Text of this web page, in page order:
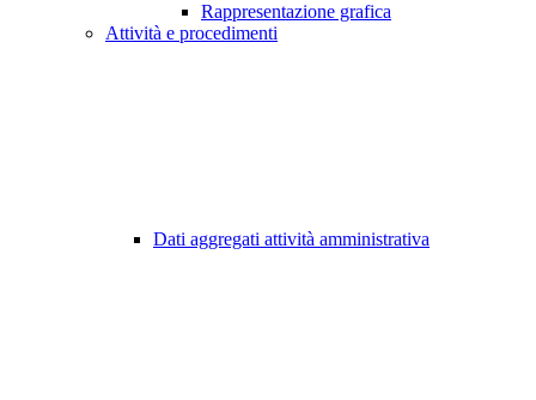
Rappresentazione grafica
Attività e procedimenti
Dati aggregati attività amministrativa